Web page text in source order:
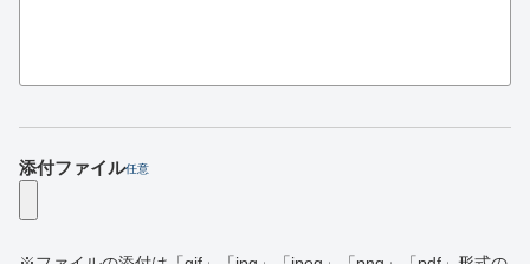
添付ファイル任意